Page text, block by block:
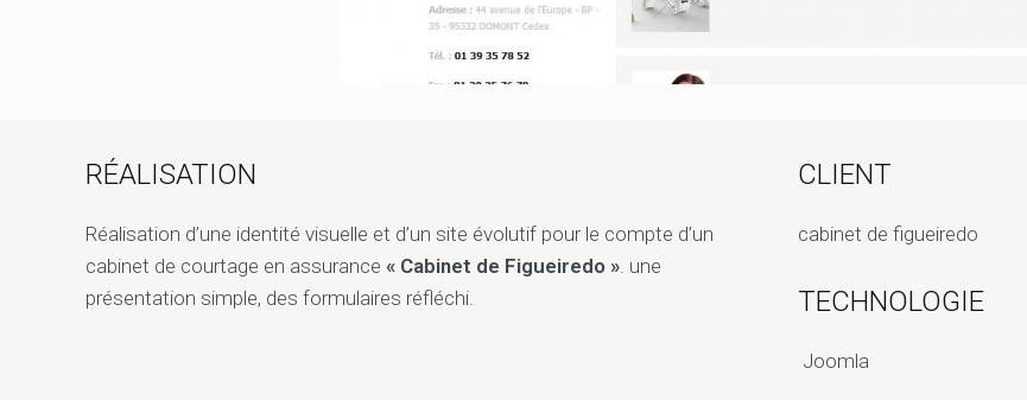
RÉALISATION
Réalisation d’une identité visuelle et d’un site évolutif pour le compte d’un
cabinet de courtage en assurance « Cabinet de Figueiredo ». une
présentation simple, des formulaires réfléchi.
CLIENT
cabinet de figueiredo
TECHNOLOGIE
Joomla